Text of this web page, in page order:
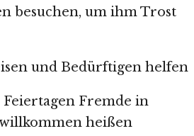
besuchen, um ihm Trost
und Bedürftigen helfen
Fremde in
heißen